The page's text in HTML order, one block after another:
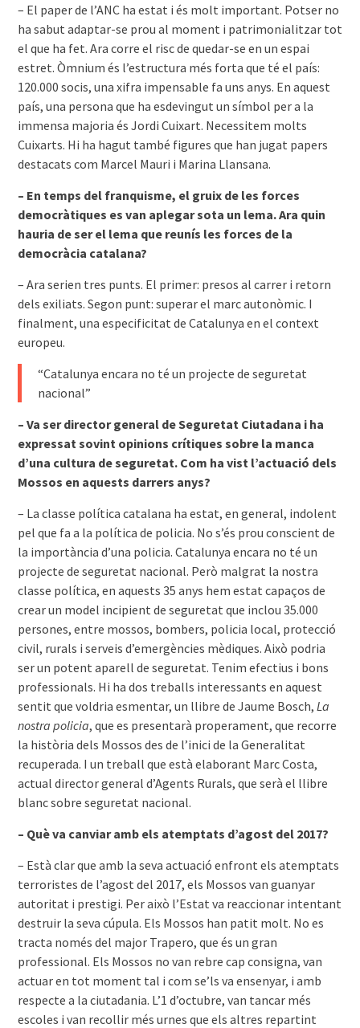
– El paper de l’ANC ha estat i és molt important. Potser no
ha sabut adaptar-se prou al moment i patrimonialitzar tot
el que ha fet. Ara corre el risc de quedar-se en un espai
estret. Òmnium és l’estructura més forta que té el país:
120.000 socis, una xifra impensable fa uns anys. En aquest
país, una persona que ha esdevingut un símbol per a la
immensa majoria és Jordi Cuixart. Necessitem molts
Cuixarts. Hi ha hagut també figures que han jugat papers
destacats com Marcel Mauri i Marina Llansana.
– En temps del franquisme, el gruix de les forces
democràtiques es van aplegar sota un lema. Ara quin
hauria de ser el lema que reunís les forces de la
democràcia catalana?
– Ara serien tres punts. El primer: presos al carrer i retorn
dels exiliats. Segon punt: superar el marc autonòmic. I
finalment, una especificitat de Catalunya en el context
europeu.
“Catalunya encara no té un projecte de seguretat
nacional”
– Va ser director general de Seguretat Ciutadana i ha
expressat sovint opinions crítiques sobre la manca
d’una cultura de seguretat. Com ha vist l’actuació dels
Mossos en aquests darrers anys?
– La classe política catalana ha estat, en general, indolent
pel que fa a la política de policia. No s’és prou conscient de
la importància d’una policia. Catalunya encara no té un
projecte de seguretat nacional. Però malgrat la nostra
classe política, en aquests 35 anys hem estat capaços de
crear un model incipient de seguretat que inclou 35.000
persones, entre mossos, bombers, policia local, protecció
civil, rurals i serveis d’emergències mèdiques. Això podria
ser un potent aparell de seguretat. Tenim efectius i bons
professionals. Hi ha dos treballs interessants en aquest
sentit que voldria esmentar, un llibre de Jaume Bosch, La
nostra policia, que es presentarà properament, que recorre
la història dels Mossos des de l’inici de la Generalitat
recuperada. I un treball que està elaborant Marc Costa,
actual director general d’Agents Rurals, que serà el llibre
blanc sobre seguretat nacional.
– Què va canviar amb els atemptats d’agost del 2017?
– Està clar que amb la seva actuació enfront els atemptats
terroristes de l’agost del 2017, els Mossos van guanyar
autoritat i prestigi. Per això l’Estat va reaccionar intentant
destruir la seva cúpula. Els Mossos han patit molt. No es
tracta només del major Trapero, que és un gran
professional. Els Mossos no van rebre cap consigna, van
actuar en tot moment tal i com se’ls va ensenyar, i amb
respecte a la ciutadania. L’1 d’octubre, van tancar més
escoles i van recollir més urnes que els altres repartint